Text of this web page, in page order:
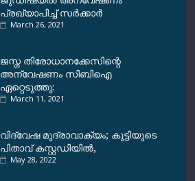
പ്രഖ്യാപിച്ച്‌ സർക്കാർ
March 26, 2021
ജസ്ന തിരോധാനക്കേസിന്റെ
അന്വേഷണം സിബിഐ
ഏറ്റെടുത്തു:
March 11, 2021
വിദ്വേഷ മുദ്രാവാക്യം; കുട്ടിയുടെ
പിതാവ് കസ്റ്റഡിയിൽ,
May 28, 2022